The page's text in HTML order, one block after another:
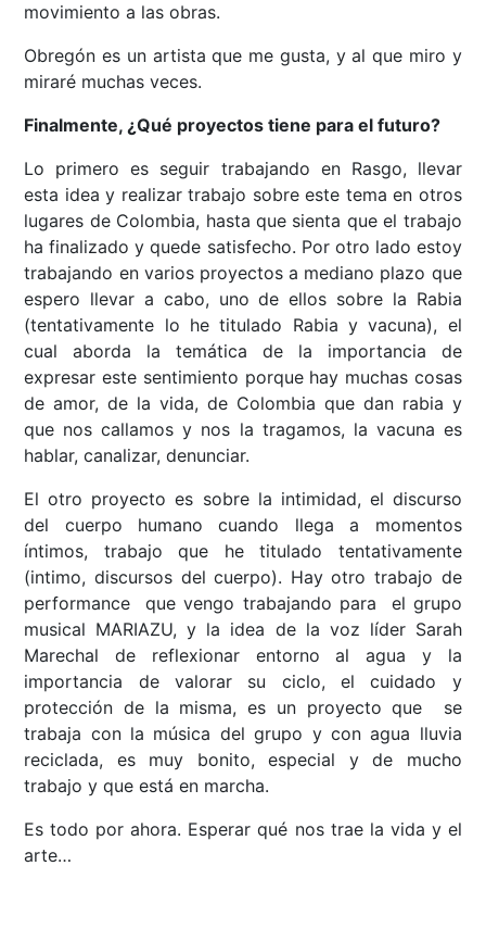
movimiento a las obras.
Obregón es un artista que me gusta, y al que miro y
miraré muchas veces.
Finalmente, ¿Qué proyectos tiene para el futuro?
Lo primero es seguir trabajando en Rasgo, llevar
esta idea y realizar trabajo sobre este tema en otros
lugares de Colombia, hasta que sienta que el trabajo
ha finalizado y quede satisfecho. Por otro lado estoy
trabajando en varios proyectos a mediano plazo que
espero llevar a cabo, uno de ellos sobre la Rabia
(tentativamente lo he titulado Rabia y vacuna), el
cual aborda la temática de la importancia de
expresar este sentimiento porque hay muchas cosas
de amor, de la vida, de Colombia que dan rabia y
que nos callamos y nos la tragamos, la vacuna es
hablar, canalizar, denunciar.
El otro proyecto es sobre la intimidad, el discurso
del cuerpo humano cuando llega a momentos
íntimos, trabajo que he titulado tentativamente
(intimo, discursos del cuerpo). Hay otro trabajo de
performance que vengo trabajando para el grupo
musical MARIAZU, y la idea de la voz líder Sarah
Marechal de reflexionar entorno al agua y la
importancia de valorar su ciclo, el cuidado y
protección de la misma, es un proyecto que se
trabaja con la música del grupo y con agua lluvia
reciclada, es muy bonito, especial y de mucho
trabajo y que está en marcha.
Es todo por ahora. Esperar qué nos trae la vida y el
arte…